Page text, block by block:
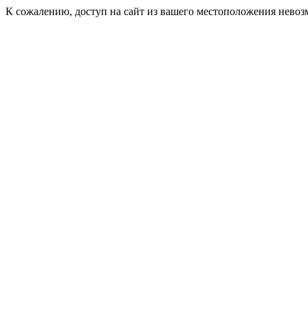
К сожалению, доступ на сайт из вашего местоположения